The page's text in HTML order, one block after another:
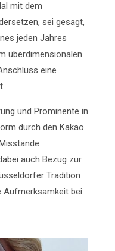
mit dem
sei gesagt,
jeden Jahres
überdimensionalen
eine
und Prominente in
durch den Kakao
auch Bezug zur
Tradition
Aufmerksamkeit bei